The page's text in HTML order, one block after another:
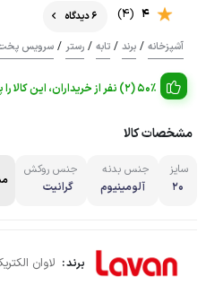
4
(4)
6 دیدگاه
آشپزخانه / برند / تابه / رستر / سرویس
50% (2) نفر از خریداران، این کالا را پیشنهاد کرده اند
مشخصات کالا
سایز
20
جنس بدنه
آلومینیوم
جنس روکش
گرانیت
برند : لاوان